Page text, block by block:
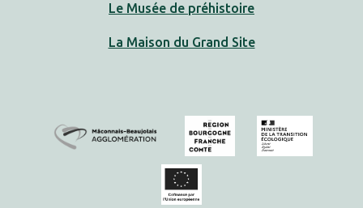
Le Musée de préhistoire
La Maison du Grand Site